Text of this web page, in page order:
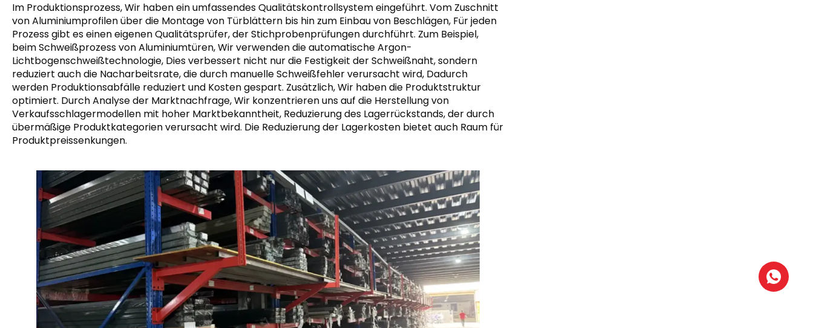
Im Produktionsprozess, Wir haben ein umfassendes Qualitätskontrollsystem eingeführt. Vom Zuschnitt
von Aluminiumprofilen über die Montage von Türblättern bis hin zum Einbau von Beschlägen, Für jeden
Prozess gibt es einen eigenen Qualitätsprüfer, der Stichprobenprüfungen durchführt. Zum Beispiel,
beim Schweißprozess von Aluminiumtüren, Wir verwenden die automatische Argon-
Lichtbogenschweißtechnologie, Dies verbessert nicht nur die Festigkeit der Schweißnaht, sondern
reduziert auch die Nacharbeitsrate, die durch manuelle Schweißfehler verursacht wird, Dadurch
werden Produktionsabfälle reduziert und Kosten gespart. Zusätzlich, Wir haben die Produktstruktur
optimiert. Durch Analyse der Marktnachfrage, Wir konzentrieren uns auf die Herstellung von
Verkaufsschlagermodellen mit hoher Marktbekanntheit, Reduzierung des Lagerrückstands, der durch
übermäßige Produktkategorien verursacht wird. Die Reduzierung der Lagerkosten bietet auch Raum für
Produktpreissenkungen.